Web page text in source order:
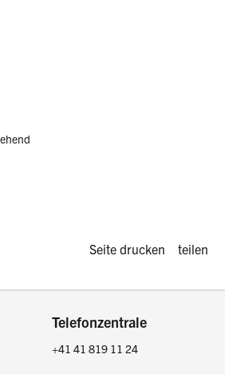
Diese Seite
Seite drucken teilen
Telefonzentrale
+41 41 819 11 24